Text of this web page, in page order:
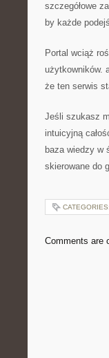
szczegółowe
by każde
Portal wciąż
użytkowników.
że ten serwis
Jeśli szukasz
intuicyjną
baza wiedzy w
skierowane do
CATEGORIES:
Comments are